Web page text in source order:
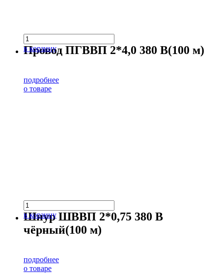
в корзину
Провод ПГВВП 2*4,0 380 В(100 м)
подробнее
о товаре
в корзину
Шнур ШВВП 2*0,75 380 В
чёрный(100 м)
подробнее
о товаре